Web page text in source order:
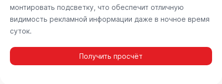
монтировать подсветку, что обеспечит отличную
видимость рекламной информации даже в ночное время
суток.
Получить просчёт